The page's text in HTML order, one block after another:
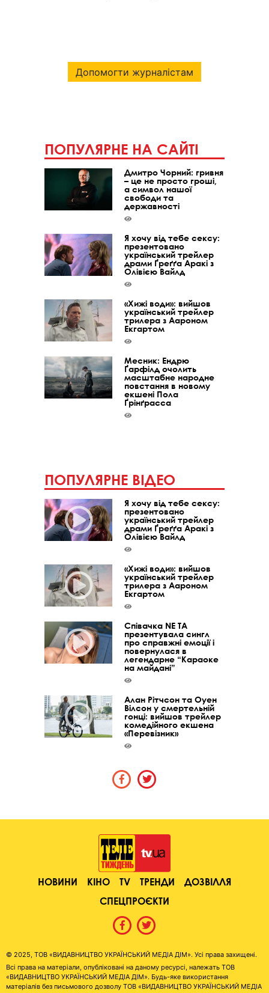
Допомогти журналістам
ПОПУЛЯРНЕ НА САЙТІ
Дмитро Чорний: гривня
– це не просто гроші,
а символ нашої
свободи та
державності
Я хочу від тебе сексу:
презентовано
український трейлер
драми Ґреґґа Аракі з
Олівією Вайлд
«Хижі води»: вийшов
український трейлер
трилера з Аароном
Екгартом
Месник: Ендрю
Ґарфілд очолить
масштабне народне
повстання в новому
екшені Пола
Ґрінґрасса
ПОПУЛЯРНЕ ВІДЕО
Я хочу від тебе сексу:
презентовано
український трейлер
драми Ґреґґа Аракі з
Олівією Вайлд
«Хижі води»: вийшов
український трейлер
трилера з Аароном
Екгартом
Співачка NE TA
презентувала сингл
про справжні емоції і
повернулася в
легендарне “Караоке
на майдані”
Алан Рітчсон та Оуен
Вілсон у смертельній
гонці: вийшов трейлер
комедійного екшена
«Перевізник»
НОВИНИ КІНО TV ТРЕНДИ
ДОЗВІЛЛЯ
СПЕЦПРОЄКТИ
© 2025, ТОВ «ВИДАВНИЦТВО УКРАЇНСЬКИЙ МЕДІА ДІМ». Усі права захищені.
Всі права на матеріали, опубліковані на даному ресурсі, належать ТОВ
«ВИДАВНИЦТВО УКРАЇНСЬКИЙ МЕДІА ДІМ». Будь-яке використання
матеріалів без письмового дозволу ТОВ «ВИДАВНИЦТВО УКРАЇНСЬКИЙ МЕДІА